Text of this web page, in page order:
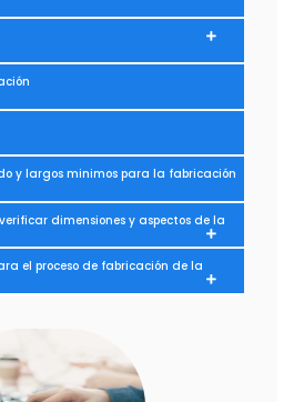
y largos minimos para la fabricación
dimensiones y aspectos de la
el proceso de fabricación de la